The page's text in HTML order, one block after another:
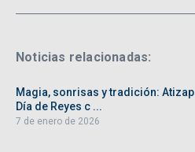
Noticias relacionadas:
Magia, sonrisas y tradición:
Día de Reyes c ...
7 de enero de 2026